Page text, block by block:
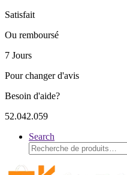
Satisfait
Ou remboursé
7 Jours
Pour changer d'avis
Besoin d'aide?
52.042.059
Search
Recherche
pour :